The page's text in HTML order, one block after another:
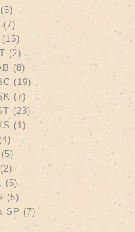
L filter
M filter
(7) Apply Box M filter
S filterApply Box S filter
ST filter
(2)
AB filter
(8) Apply Kraft AB filter
BC filter
(19)
SK filter
(7) Apply Kraft SK filter
ST filter
(23)
XS filter
(1) Apply Kraft XS filter
filter
filter
filter
Apply KX_S filter
filter
(5)
filter
(5) Apply KX_XS filter
SP filter
SP (7) Apply Probka SP filter
Apply SQ filter